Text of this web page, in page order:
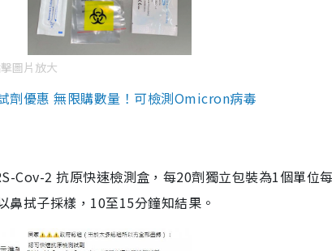
圖片放大
劑優惠 無限購數量！可檢測Omicron病毒
Cov-2 抗原快速檢測盒，每20劑獨立包裝為1個單位
拭子採樣，10至15分鐘知結果。